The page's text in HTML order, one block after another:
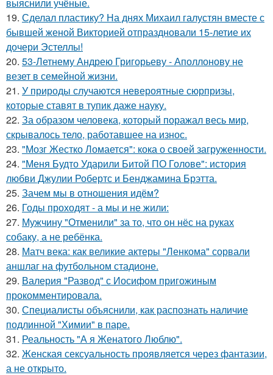
выяснили учёные.
19. Сделал пластику? На днях Михаил галустян вместе с
бывшей женой Викторией отпраздновали 15-летие их
дочери Эстеллы!
20. 53-Летнему Андрею Григорьеву - Аполлонову не
везет в семейной жизни.
21. У природы случаются невероятные сюрпризы,
которые ставят в тупик даже науку.
22. За образом человека, который поражал весь мир,
скрывалось тело, работавшее на износ.
23. "Мозг Жестко Ломается": кока о своей загруженности.
24. "Меня Будто Ударили Битой ПО Голове": история
любви Джулии Робертс и Бенджамина Брэтта.
25. Зачем мы в отношения идём?
26. Годы проходят - а мы и не жили:
27. Мужчину "Отменили" за то, что он нёс на руках
собаку, а не ребёнка.
28. Матч века: как великие актеры "Ленкома" сорвали
аншлаг на футбольном стадионе.
29. Валерия "Развод" с Иосифом пригожиным
прокомментировала.
30. Специалисты объяснили, как распознать наличие
подлинной "Химии" в паре.
31. Реальность "А я Женатого Люблю".
32. Женская сексуальность проявляется через фантазии,
а не открыто.